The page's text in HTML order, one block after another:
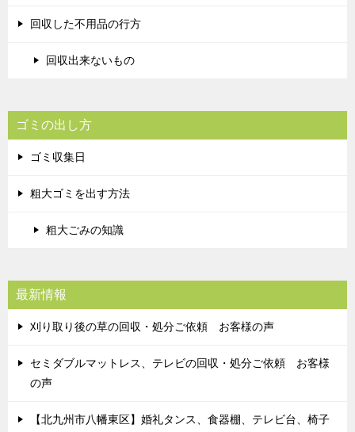
回収した不用品の行方
回収出来ないもの
ゴミの出し方
ゴミ収集日
粗大ゴミを出す方法
粗大ごみの知識
最新情報
刈り取り後の草の回収・処分ご依頼 お客様の声
セミダブルマットレス、テレビの回収・処分ご依頼 お客様
の声
【北九州市八幡東区】婚礼タンス、食器棚、テレビ台、椅子